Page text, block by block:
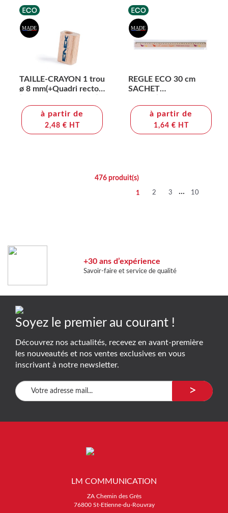
TAILLE-CRAYON 1 trou
ø 8 mm(+Quadri recto
2,4 x 1,2 cm)
à partir de
2,48 € HT
REGLE ECO 30 cm
SACHET
sur la regle (30x1,3 cm))
à partir de
1,64 € HT
476produit(s)
1 2 3 ... 10
+30 ans d’expérience
Savoir-faire et service de qualité
Soyez le premier au courant !
Découvrez nos actualités, recevez en avant-première
les nouveautés et nos ventes exclusives en vous
inscrivant à notre newsletter.
>
LM COMMUNICATION
ZA Chemin des Grès
76800 St-Etienne-du-Rouvray